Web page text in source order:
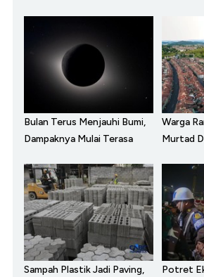
Bulan Terus Menjauhi Bumi,
Dampaknya Mulai Terasa
Warga
Murtad
Sampah Plastik Jadi Paving,
Potret